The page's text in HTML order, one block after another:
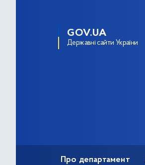
GOV.UA
Державні сайти України
Про департамент